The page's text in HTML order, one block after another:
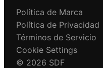
Política de Marca
Política de Privacidad
Términos de Servicio
Cookie Settings
© 2026 SDF